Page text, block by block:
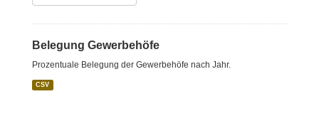
Belegung Gewerbehöfe
Prozentuale Belegung der Gewerbehöfe nach Jahr.
CSV